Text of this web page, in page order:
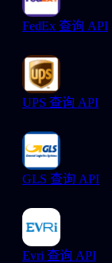
FedEx 查询 API
UPS 查询 API
GLS 查询 API
Evri 查询 API